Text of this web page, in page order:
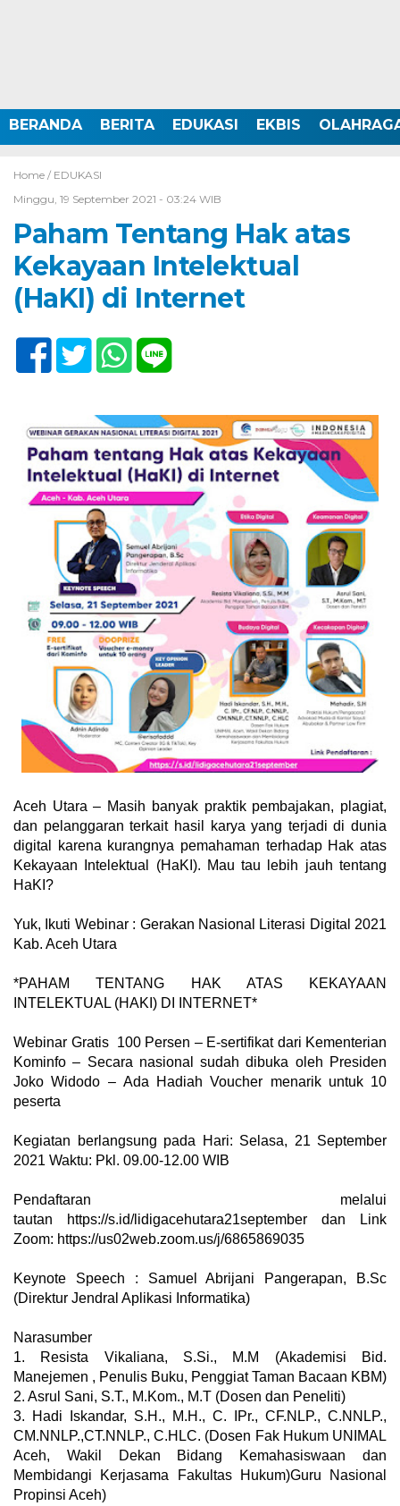
BERANDA BERITA EDUKASI EKBIS
Home / EDUKASI
Minggu, 19 September 2021 - 03:24 WIB
Paham Tentang Hak atas
Kekayaan Intelektual
(HaKI) di Internet
Aceh Utara – Masih banyak praktik pembajakan, plagiat,
dan pelanggaran terkait hasil karya yang terjadi di dunia
digital karena kurangnya pemahaman terhadap Hak atas
Kekayaan Intelektual (HaKI). Mau tau lebih jauh tentang
HaKI?
Yuk, Ikuti Webinar : Gerakan Nasional Literasi Digital 2021
Kab. Aceh Utara
*PAHAM TENTANG HAK ATAS KEKAYAAN
INTELEKTUAL (HAKI) DI INTERNET*
Webinar Gratis 100 Persen – E-sertifikat dari Kementerian
Kominfo – Secara nasional sudah dibuka oleh Presiden
Joko Widodo – Ada Hadiah Voucher menarik untuk 10
peserta
Kegiatan berlangsung pada
Hari: Selasa, 21 September
2021 Waktu: Pkl. 09.00-12.00 WIB
Pendaftaran melalui
tautan https://s.id/lidigacehutara21september dan
Link
Zoom: https://us02web.zoom.us/j/6865869035
Keynote Speech : Samuel Abrijani Pangerapan, B.Sc
(Direktur Jendral Aplikasi Informatika)
Narasumber
1. Resista Vikaliana, S.Si., M.M (Akademisi Bid.
Manejemen , Penulis Buku, Penggiat Taman Bacaan KBM)
2. Asrul Sani, S.T., M.Kom., M.T (Dosen dan Peneliti)
3. Hadi Iskandar, S.H., M.H., C. IPr., CF.NLP., C.NNLP.,
CM.NNLP.,CT.NNLP., C.HLC. (Dosen Fak Hukum UNIMAL
Aceh, Wakil Dekan Bidang Kemahasiswaan dan
Membidangi Kerjasama Fakultas Hukum)Guru Nasional
Propinsi Aceh)